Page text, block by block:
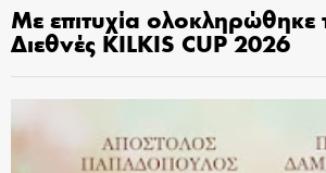
Με επιτυχία ολοκληρώθηκε
Διεθνές KILKIS CUP 2026